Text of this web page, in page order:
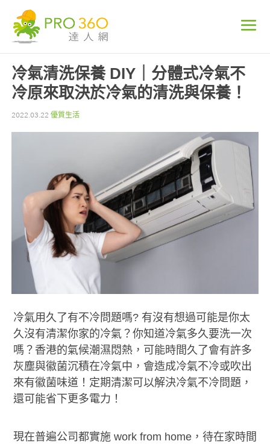
冷氣清洗保養 DIY｜分體式冷氣不
冷原來取決於冷氣的清洗與保養！
2022.03.22 優質生活
冷氣用久了有不冷問題嗎? 有沒有想過可能是你太
久沒有清潔你家的冷氣？你知道冷氣多久要洗一次
嗎？香港的氣候潮濕悶熱，可能時間久了會有許多
灰塵與徽菌沉積在冷氣中，會造成冷氣不冷或吹出
來有徽菌味道！定期清潔可以解決冷氣不冷問題，
還可能省下更多電力！
現在普遍公司都實施 work from home，待在家時間